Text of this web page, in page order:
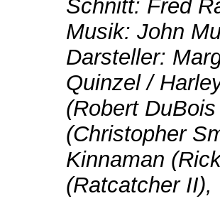
Schnitt: Fred
Musik: John
Darsteller:
Quinzel /
(Robert
(Christopher
Kinnaman
(Ratcatcher